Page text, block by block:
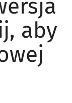
aby